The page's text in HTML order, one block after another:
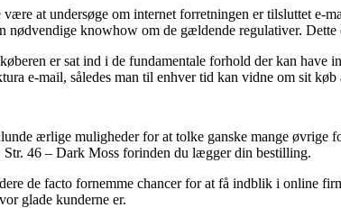
at undersøge om internet forretningen er tilsluttet
nødvendige knowhow om de gældende regulativer.
er sat ind i de fundamentale forhold der kan have
e-mail, således man til enhver tid kan vidne om sit
ærlige muligheder for at tolke ganske mange øvrige
Str. 46 – Dark Moss forinden du lægger din bestilling.
de facto fornemme chancer for at få indblik i online
glade kunderne er.